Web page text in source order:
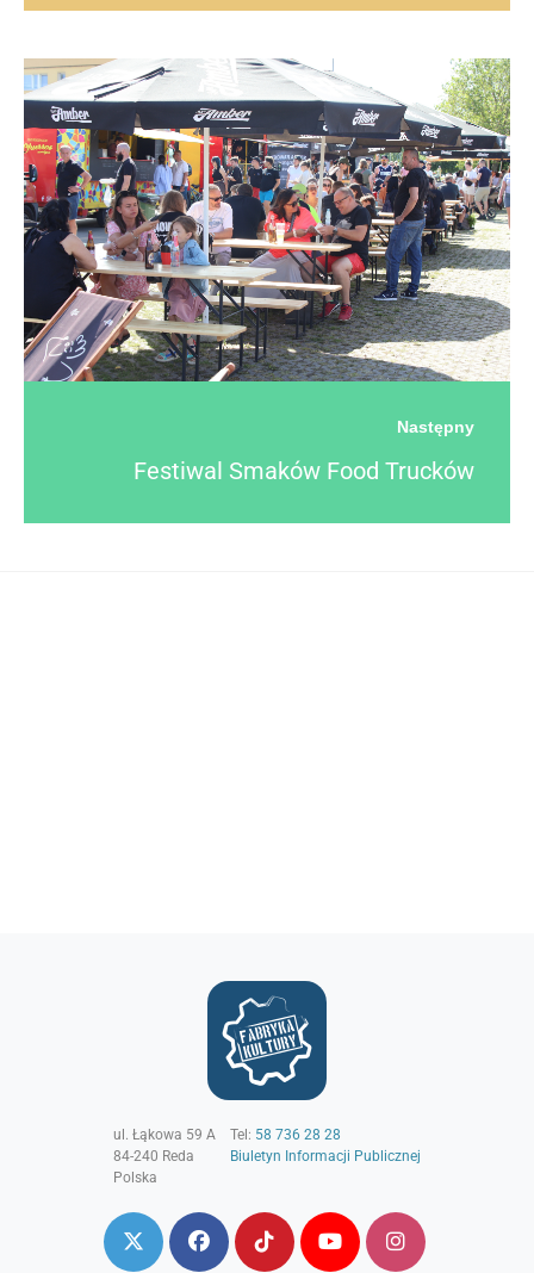
Następny
Festiwal Smaków Food Trucków
ul. Łąkowa 59 A
84-240 Reda
Polska
Tel: 58 736 28 28
Biuletyn Informacji Publicznej